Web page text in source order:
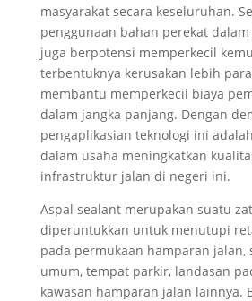
masyarakat secara keseluruhan.
penggunaan bahan perekat
juga berpotensi memperkecil
terbentuknya kerusakan lebih
membantu memperkecil biaya
dalam jangka panjang. Dengan
pengaplikasian teknologi ini
dalam usaha meningkatkan
infrastruktur jalan di negeri ini.
Aspal sealant merupakan suatu
diperuntukkan untuk menutupi
pada permukaan hamparan jalan,
umum, tempat parkir, landasan
kawasan hamparan jalan lainnya.